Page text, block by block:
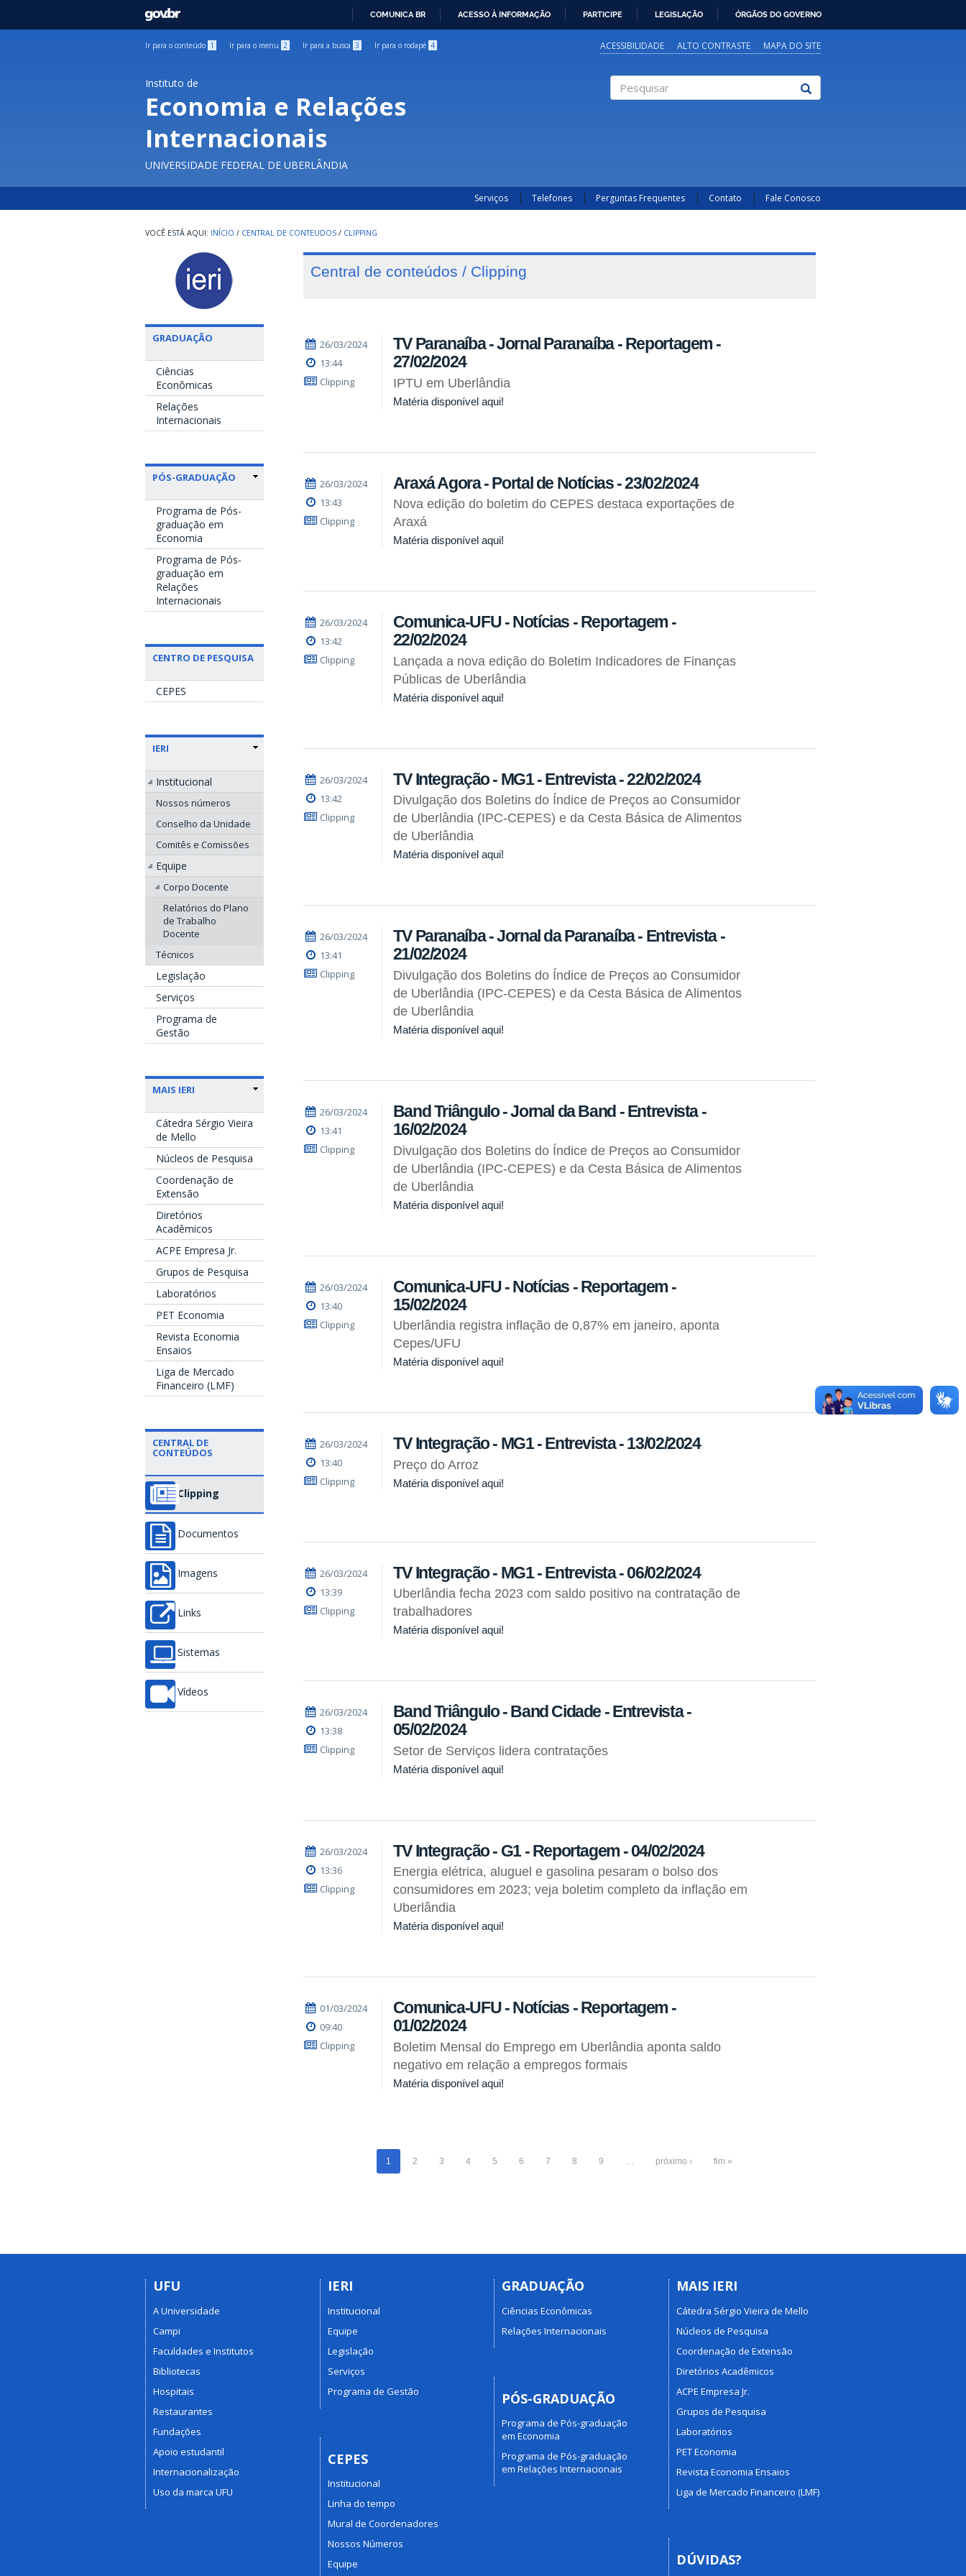
GOVBR
COMUNICA BR ACESSO À INFORMAÇÃO PARTICIPE LEGISLAÇÃO ÓRGÃOS DO GOVERNO
Ir para o conteúdo 1 Ir para o menu 2 Ir para a busca 3 Ir para o rodapé 4 ACESSIBILIDADE ALTO CONTRASTE MAPA DO SITE
Instituto de
Economia e Relações
Internacionais
UNIVERSIDADE FEDERAL DE UBERLÂNDIA
Serviços Telefones Perguntas Frequentes Contato Fale Conosco
INÍCIO / CENTRAL DE CONTEUDOS / CLIPPING
GRADUAÇÃO
Ciências
Econômicas
Relações
Internacionais
PÓS-GRADUAÇÃO
Programa de Pós-
graduação em
Economia
Programa de Pós-
graduação em
Relações
Internacionais
CENTRO DE PESQUISA
CEPES
IERI
Institucional
Nossos números
Conselho da Unidade
Comitês e Comissões
Equipe
Corpo Docente
Relatórios do Plano
de Trabalho
Docente
Técnicos
Legislação
Serviços
Programa de
Gestão
MAIS IERI
Cátedra Sérgio Vieira
de Mello
Núcleos de Pesquisa
Coordenação de
Extensão
Diretórios
Acadêmicos
ACPE Empresa Jr.
Grupos de Pesquisa
Laboratórios
PET Economia
Revista Economia
Ensaios
Liga de Mercado
Financeiro (LMF)
CENTRAL DE
CONTEÚDOS
Clipping
Documentos
Imagens
Links
Sistemas
Vídeos
Central de conteúdos / Clipping
26/03/2024
13:44
Clipping
TV Paranaíba - Jornal Paranaíba - Reportagem -
27/02/2024
IPTU em Uberlândia
Matéria disponível aqui!
26/03/2024
13:43
Clipping
Araxá Agora - Portal de Notícias - 23/02/2024
Nova edição do boletim do CEPES destaca exportações de
Araxá
Matéria disponível aqui!
26/03/2024
13:42
Clipping
Comunica-UFU - Notícias - Reportagem -
22/02/2024
Lançada a nova edição do Boletim Indicadores de Finanças
Públicas de Uberlândia
Matéria disponível aqui!
26/03/2024
13:42
Clipping
TV Integração - MG1 - Entrevista - 22/02/2024
Divulgação dos Boletins do Índice de Preços ao Consumidor
de Uberlândia (IPC-CEPES) e da Cesta Básica de Alimentos
de Uberlândia
Matéria disponível aqui!
26/03/2024
13:41
Clipping
TV Paranaíba - Jornal da Paranaíba - Entrevista -
21/02/2024
Divulgação dos Boletins do Índice de Preços ao Consumidor
de Uberlândia (IPC-CEPES) e da Cesta Básica de Alimentos
de Uberlândia
Matéria disponível aqui!
26/03/2024
13:41
Clipping
Band Triângulo - Jornal da Band - Entrevista -
16/02/2024
Divulgação dos Boletins do Índice de Preços ao Consumidor
de Uberlândia (IPC-CEPES) e da Cesta Básica de Alimentos
de Uberlândia
Matéria disponível aqui!
26/03/2024
13:40
Clipping
Comunica-UFU - Notícias - Reportagem -
15/02/2024
Uberlândia registra inflação de 0,87% em janeiro, aponta
Cepes/UFU
Matéria disponível aqui!
26/03/2024
13:40
Clipping
TV Integração - MG1 - Entrevista - 13/02/2024
Preço do Arroz
Matéria disponível aqui!
26/03/2024
13:39
Clipping
TV Integração - MG1 - Entrevista - 06/02/2024
Uberlândia fecha 2023 com saldo positivo na contratação de
trabalhadores
Matéria disponível aqui!
26/03/2024
13:38
Clipping
Band Triângulo - Band Cidade - Entrevista -
05/02/2024
Setor de Serviços lidera contratações
Matéria disponível aqui!
26/03/2024
13:36
Clipping
TV Integração - G1 - Reportagem - 04/02/2024
Energia elétrica, aluguel e gasolina pesaram o bolso dos
consumidores em 2023; veja boletim completo da inflação em
Uberlândia
Matéria disponível aqui!
01/03/2024
09:40
Clipping
Comunica-UFU - Notícias - Reportagem -
01/02/2024
Boletim Mensal do Emprego em Uberlândia aponta saldo
negativo em relação a empregos formais
Matéria disponível aqui!
1 2 3 4 5 6 7 8 9 … próximo › fim »
UFU
A Universidade
Campi
Faculdades e Institutos
Bibliotecas
Hospitais
Restaurantes
Fundações
Apoio estudantil
Internacionalização
Uso da marca UFU
IERI
Institucional
Equipe
Legislação
Serviços
Programa de Gestão
CEPES
Institucional
Linha do tempo
Mural de Coordenadores
Nossos Números
Equipe
GRADUAÇÃO
Ciências Econômicas
Relações Internacionais
PÓS-GRADUAÇÃO
Programa de Pós-graduação
em Economia
Programa de Pós-graduação
em Relações Internacionais
MAIS IERI
Cátedra Sérgio Vieira de Mello
Núcleos de Pesquisa
Coordenação de Extensão
Diretórios Acadêmicos
ACPE Empresa Jr.
Grupos de Pesquisa
Laboratórios
PET Economia
Revista Economia Ensaios
Liga de Mercado Financeiro (LMF)
DÚVIDAS?